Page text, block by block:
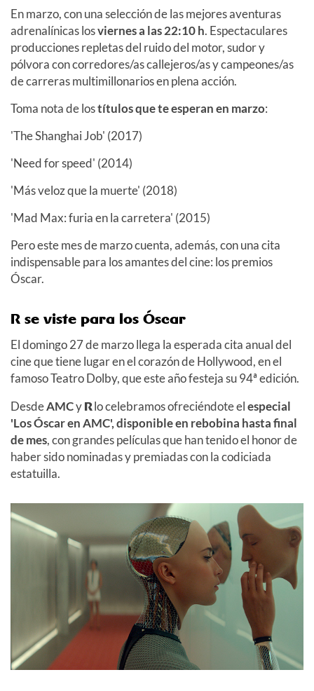
En marzo, con una selección de las mejores aventuras
adrenalínicas losviernes a las 22:10 h. Espectaculares
producciones repletas del ruido del motor, sudor y
pólvora con corredores/as callejeros/as y campeones/as
de carreras multimillonarios en plena acción.
Toma nota de lostítulos que te esperan en marzo:
'The Shanghai Job' (2017)
'Need for speed' (2014)
'Más veloz que la muerte' (2018)
'Mad Max: furia en la carretera' (2015)
Pero este mes de marzo cuenta, además, con una cita
indispensable para los amantes del cine: los premios
Óscar.
R se viste para los Óscar
El domingo 27 de marzo llega la esperada cita anual del
cine que tiene lugar en el corazón de Hollywood, en el
famoso Teatro Dolby, que este año festeja su 94ª edición.
DesdeAMCyRlo celebramos ofreciéndote elespecial
'Los Óscar en AMC', disponible en rebobina hasta final
de mes, con grandes películas que han tenido el honor de
haber sido nominadas y premiadas con la codiciada
estatuilla.